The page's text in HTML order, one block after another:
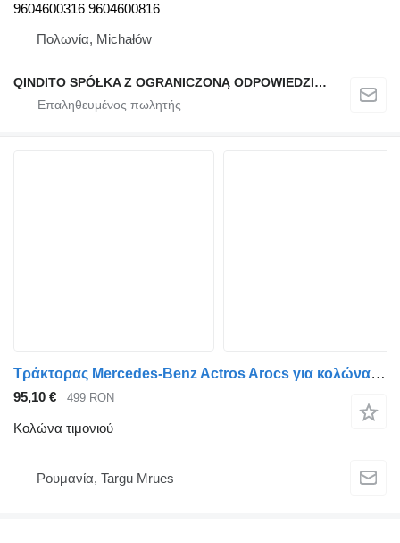
9604600316 9604600816
Πολωνία, Michałów
QINDITO SPÓŁKA Z OGRANICZONĄ ODPOWIEDZIALNOŚCIĄ
Τράκτορας Mercedes-Benz Actros Arocs για κολώνα τιμονιού
95,10 € 499 RON
Κολώνα τιμονιού
Ρουμανία, Targu Mrues